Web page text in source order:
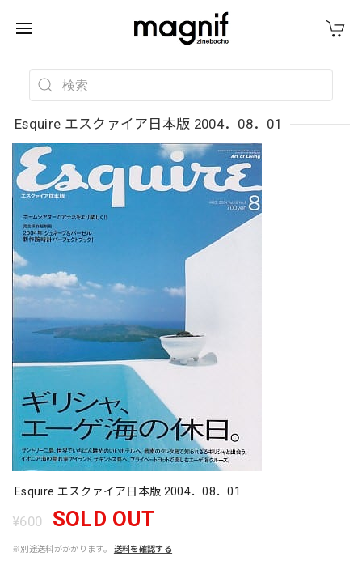
Esquire エスクァイア日本版 2004．08．01
Esquire エスクァイア日本版 2004．08．01
¥600 SOLD OUT
※別途送料がかかります。 送料を確認する